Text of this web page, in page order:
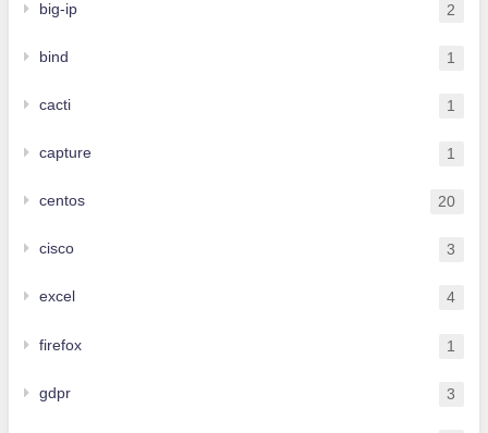
big-ip 2
bind 1
cacti 1
capture 1
centos 20
cisco 3
excel 4
firefox 1
gdpr 3